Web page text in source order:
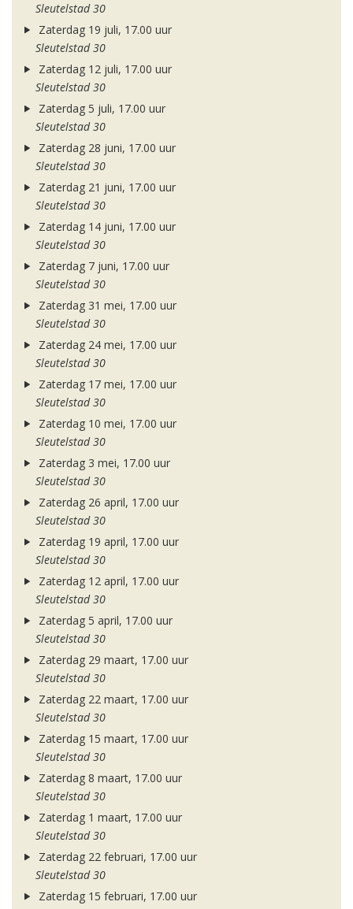
Sleutelstad 30
Zaterdag 19 juli, 17.00 uur
Sleutelstad 30
Zaterdag 12 juli, 17.00 uur
Sleutelstad 30
Zaterdag 5 juli, 17.00 uur
Sleutelstad 30
Zaterdag 28 juni, 17.00 uur
Sleutelstad 30
Zaterdag 21 juni, 17.00 uur
Sleutelstad 30
Zaterdag 14 juni, 17.00 uur
Sleutelstad 30
Zaterdag 7 juni, 17.00 uur
Sleutelstad 30
Zaterdag 31 mei, 17.00 uur
Sleutelstad 30
Zaterdag 24 mei, 17.00 uur
Sleutelstad 30
Zaterdag 17 mei, 17.00 uur
Sleutelstad 30
Zaterdag 10 mei, 17.00 uur
Sleutelstad 30
Zaterdag 3 mei, 17.00 uur
Sleutelstad 30
Zaterdag 26 april, 17.00 uur
Sleutelstad 30
Zaterdag 19 april, 17.00 uur
Sleutelstad 30
Zaterdag 12 april, 17.00 uur
Sleutelstad 30
Zaterdag 5 april, 17.00 uur
Sleutelstad 30
Zaterdag 29 maart, 17.00 uur
Sleutelstad 30
Zaterdag 22 maart, 17.00 uur
Sleutelstad 30
Zaterdag 15 maart, 17.00 uur
Sleutelstad 30
Zaterdag 8 maart, 17.00 uur
Sleutelstad 30
Zaterdag 1 maart, 17.00 uur
Sleutelstad 30
Zaterdag 22 februari, 17.00 uur
Sleutelstad 30
Zaterdag 15 februari, 17.00 uur